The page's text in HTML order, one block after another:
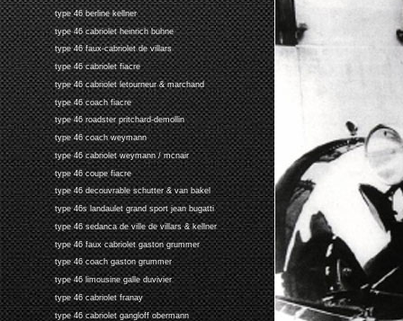
type 46 berline kellner
type 46 cabriolet heinrich buhne
type 46 faux-cabriolet de villars
type 46 cabriolet fiacre
type 46 cabriolet letourneur & marchand
type 46 coach fiacre
type 46 roadster pritchard-demollin
type 46 coach weymann
type 46 cabriolet weymann / mcnair
type 46 coupe fiacre
type 46 decouvrable schutter & van bakel
type 46s landaulet grand sport jean bugatti
type 46 sedanca de ville de villars & kellner
type 46 faux cabriolet gaston grummer
type 46 coach gaston grummer
type 46 limousine galle duvivier
type 46 cabriolet franay
type 46 cabriolet gangloff obermann